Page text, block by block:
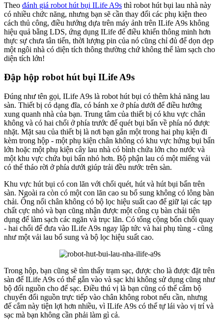
Theo đánh giá robot hút bụi ILife A9s thì robot hút bụi lau nhà này
có nhiều chức năng, nhưng bạn sẽ cần thay đổi các phụ kiện theo
cách thủ công, điều hướng dựa trên máy ảnh trên ILife A9s không
hiệu quả bằng LDS, ứng dụng ILife để điều khiển thông minh hơn
thực sự chưa tân tiến, thời lượng pin của nó cũng chỉ đủ để dọn dẹp
một ngôi nhà có diện tích thông thường chứ không thể làm sạch cho
diện tích lớn!
Đập hộp robot hút bụi ILife A9s
Đúng như tên gọi, ILife A9s là robot hút bụi có thêm khả năng lau
sàn. Thiết bị có dạng đĩa, có bánh xe ở phía dưới để điều hướng
xung quanh nhà của bạn. Trung tâm của thiết bị có khu vực chân
không và có hai chổi ở phía trước để quét bụi bẩn về phía nó được
nhặt. Mặt sau của thiết bị là nơi bạn gắn một trong hai phụ kiện đi
kèm trong hộp - một phụ kiện chân không có khu vực hứng bụi bẩn
lớn hoặc một phụ kiện cây lau nhà có bình chứa lớn cho nước và
một khu vực chứa bụi bẩn nhỏ hơn. Bộ phận lau có một miếng vải
có thể tháo rời ở phía dưới giúp trải đều nước trên sàn.
Khu vực hút bụi có con lăn với chổi quét, hút và hút bụi bẩn trên
sàn. Ngoài ra còn có một con lăn cao su bổ sung không có lông bàn
chải. Ống nối chân không có bộ lọc hiệu suất cao để giữ lại các tạp
chất cực nhỏ và bạn cũng nhận được một công cụ bàn chải tiện
dụng để làm sạch các ngăn và trục lăn. Có tổng cộng bốn chổi quay
- hai chổi để đưa vào ILife A9s ngay lập tức và hai phụ tùng - cũng
như một vải lau bổ sung và bộ lọc hiệu suất cao.
Trong hộp, bạn cũng sẽ tìm thấy trạm sạc, được cho là được đặt trên
sàn để ILife A9s có thể gắn vào và sạc khi không sử dụng cũng như
bộ đổi nguồn cho đế sạc. Điều thú vị là bạn cũng có thể cắm bộ
chuyển đổi nguồn trực tiếp vào chân không robot nếu cần, nhưng
đế cắm này tiện lợi hơn nhiều, vì ILife A9s có thể tự lái vào vị trí và
sạc mà bạn không cần phải làm gì cả.